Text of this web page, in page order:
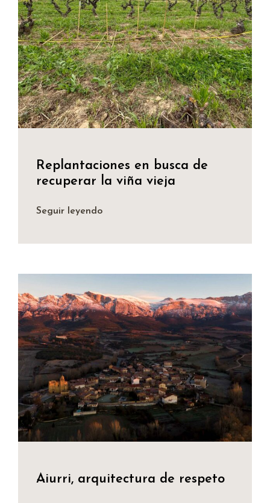
Replantaciones en busca de
recuperar la viña vieja
Seguir leyendo
Aiurri, arquitectura de respeto